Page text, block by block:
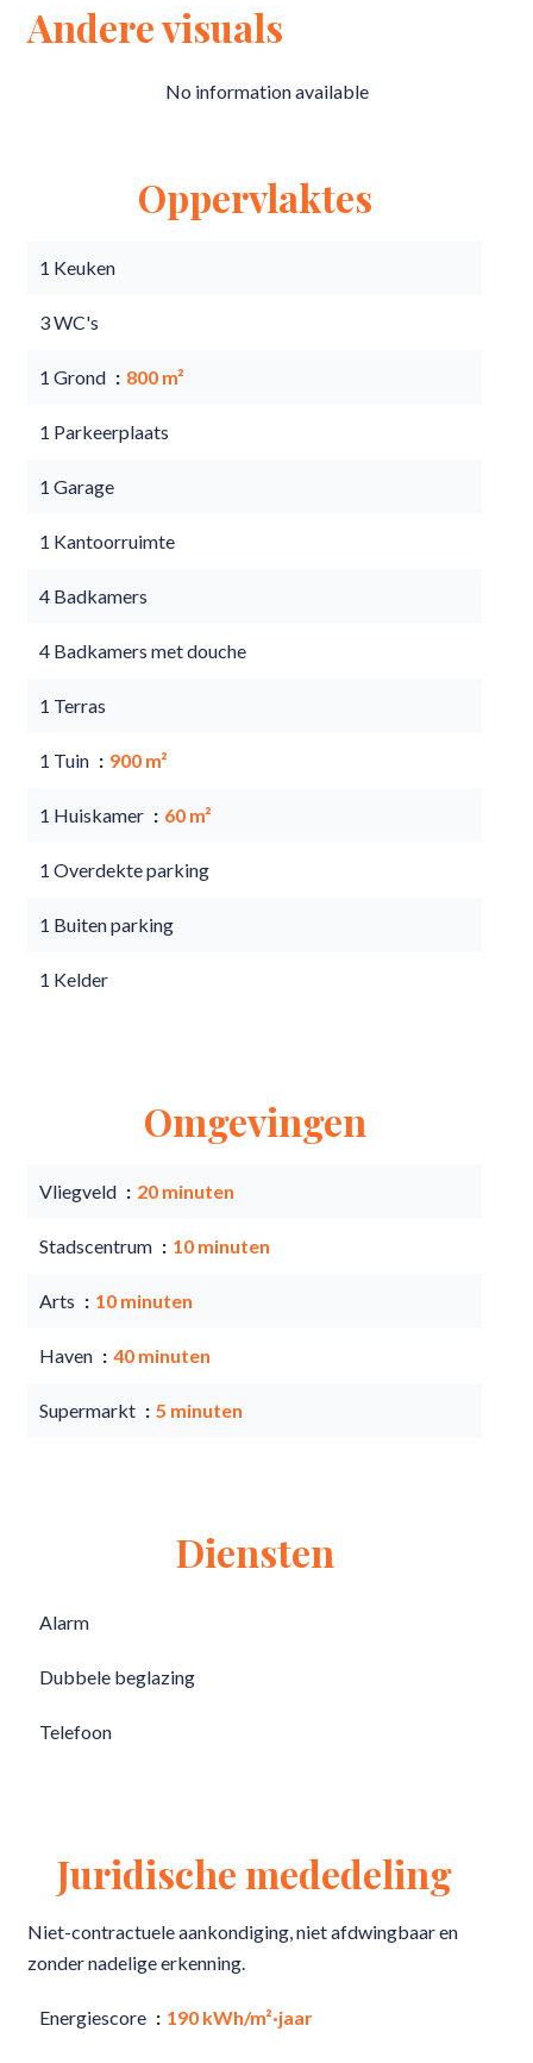
Andere visuals
No information available
Oppervlaktes
1 Keuken
3 WC's
1 Grond 800 m²
1 Parkeerplaats
1 Garage
1 Kantoorruimte
4 Badkamers
4 Badkamers met douche
1 Terras
1 Tuin 900 m²
1 Huiskamer 60 m²
1 Overdekte parking
1 Buiten parking
1 Kelder
Omgevingen
Vliegveld 20 minuten
Stadscentrum 10 minuten
Arts 10 minuten
Haven 40 minuten
Supermarkt 5 minuten
Diensten
Alarm
Dubbele beglazing
Telefoon
Juridische mededeling
Niet-contractuele aankondiging, niet afdwingbaar en
zonder nadelige erkenning.
Energiescore 190 kWh/m²·jaar